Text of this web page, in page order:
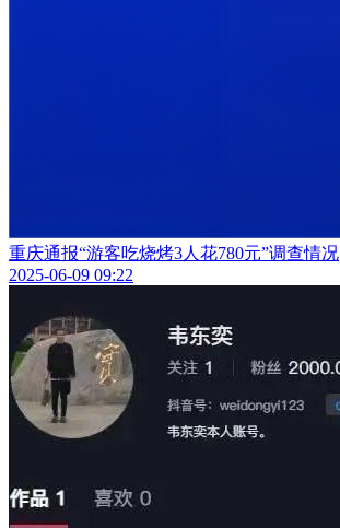
重庆通报“游客吃烧烤3人花780元”调查情况
2025-06-09 09:22